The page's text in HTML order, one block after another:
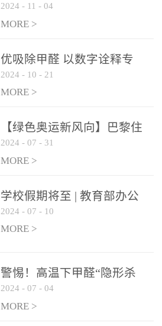
勇敢破局向“新”
2024 - 11 - 04
MORE >
优吸除甲醛 以数字诠释专
业，尽显除醛品牌实力！
2024 - 10 - 21
MORE >
【绿色奥运新风向】巴黎住
宿风波：优吸环保共建健康
绿色家居
2024 - 07 - 31
MORE >
学校假期将至 | 教育部办公
厅关于加强学校新建校舍室
内空气质量管理通知
2024 - 07 - 10
MORE >
警惕！高温下甲醛“隐形杀
手”来袭，你的家安全吗？
2024 - 07 - 04
MORE >